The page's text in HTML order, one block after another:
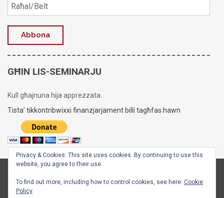
GĦIN LIS-SEMINARJU
Kull għajnuna hija apprezzata.
Tista’ tikkontribwixxi finanzjarjament billi tagħfas hawn
Copyright © 2020 - 2026 Is-Seminarju tal-Arċisqof
Privacy & Cookies: This site uses cookies. By continuing to use this
website, you agree to their use.
To find out more, including how to control cookies, see here: Cookie
Policy